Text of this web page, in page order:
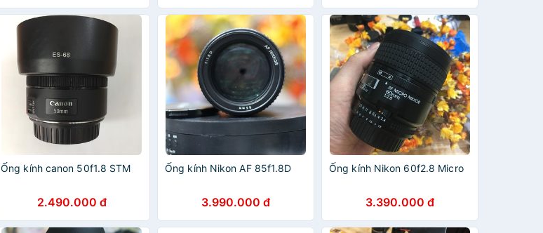
Ống kính canon 50f1.8 STM
2.490.000 đ
Ống kính Nikon AF 85f1.8D
3.990.000 đ
Ống kính Nikon 60f2.8 Micro
3.390.000 đ